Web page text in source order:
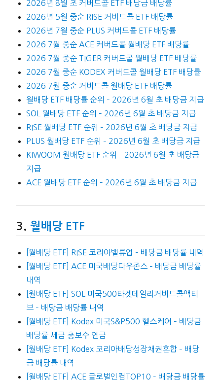
2026년 8월 초 커버드콜 ETF 배당금 배당률
2026년 5월 중순 RISE 커버드콜 ETF 배당률
2026년 7월 중순 PLUS 커버드콜 ETF 배당률
2026 7월 중순 ACE 커버드콜 월배당 ETF 배당률
2026 7월 중순 TIGER 커버드콜 월배당 ETF 배당률
2026 7월 중순 KODEX 커버드콜 월배당 ETF 배당률
2026 7월 중순 커버드콜 월배당 ETF 배당률
월배당 ETF 배당률 순위 – 2026년 6월 초 배당금 지급
SOL 월배당 ETF 순위 – 2026년 6월 초 배당금 지급
RISE 월배당 ETF 순위 – 2026년 6월 초 배당금 지급
PLUS 월배당 ETF 순위 – 2026년 6월 초 배당금 지급
KIWOOM 월배당 ETF 순위 – 2026년 6월 초 배당금
지급
ACE 월배당 ETF 순위 – 2026년 6월 초 배당금 지급
월배당 ETF
[월배당 ETF] RISE 코리아밸류업 – 배당금 배당률 내역
[월배당 ETF] ACE 미국배당다우존스 – 배당금 배당률
내역
[월배당 ETF] SOL 미국500타겟데일리커버드콜액티
브 – 배당금 배당률 내역
[월배당 ETF] Kodex 미국S&P500 헬스케어 – 배당금
배당률 세금 총보수 연금
[월배당 ETF] Kodex 코리아배당성장채권혼합 – 배당
금 배당률 내역
[월배당 ETF] ACE 글로벌인컴TOP10 – 배당금 배당률